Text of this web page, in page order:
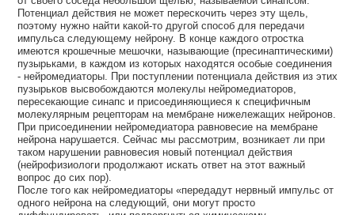
Потенциал действия не может перескочить через эту щель,
поэтому нужно найти какой-то другой способ для передачи
импульса следующему нейрону. В конце каждого отростка
имеются крошечные мешочки, называющие (пресинаптическими)
пузырьками, в каждом из которых находятся особые соединения
- нейромедиаторы. При поступлении потенциала действия из этих
пузырьков высвобождаются молекулы нейромедиаторов,
пересекающие синапс и присоединяющиеся к специфичным
молекулярным рецепторам на мембране нижележащих нейронов.
При присоединении нейромедиатора равновесие на мембране
нейрона нарушается. Сейчас мы рассмотрим, возникает ли при
таком нарушении равновесия новый потенциал действия
(нейрофизиологи продолжают искать ответ на этот важный
вопрос до сих пор).
После того как нейромедиаторы «передадут нервный импульс от
одного нейрона на следующий, они могут просто